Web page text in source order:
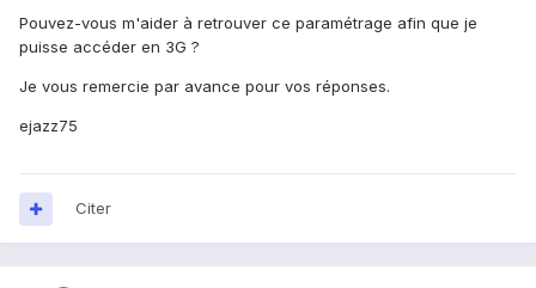
Pouvez-vous m'aider à retrouver ce paramétrage afin que je
puisse accéder en 3G ?
Je vous remercie par avance pour vos réponses.
ejazz75
Citer